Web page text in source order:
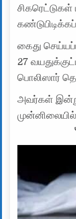
கைது
27
பொலிஸார்
அவர்கள்